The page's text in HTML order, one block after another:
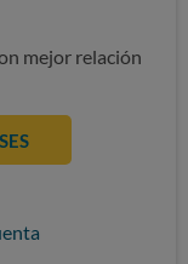
mejor relación